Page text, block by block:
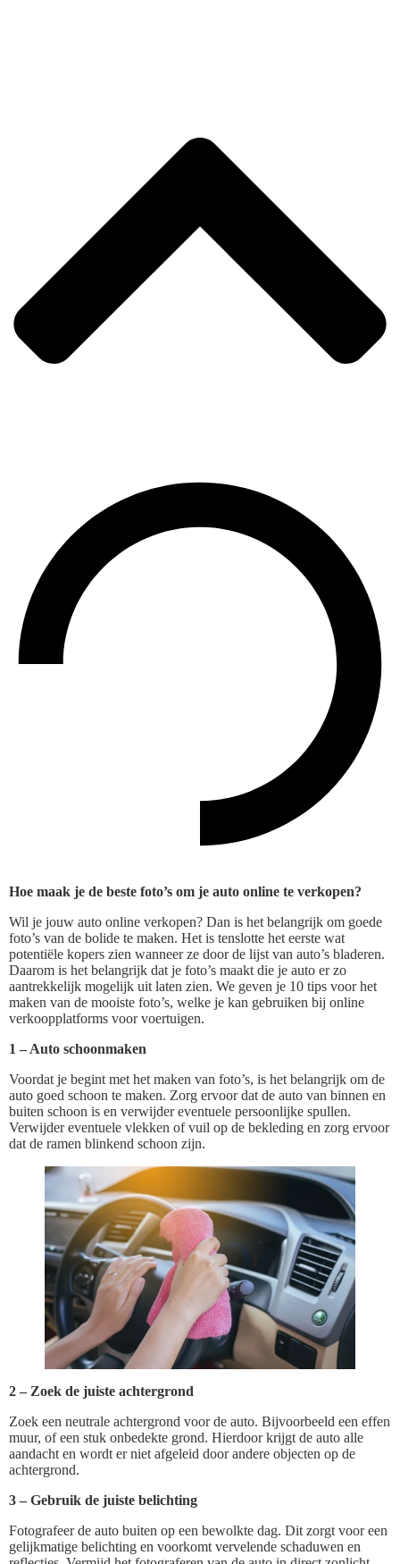
Hoe maak je de beste foto’s om je auto online te verkopen?
Wil je jouw auto online verkopen? Dan is het belangrijk om goede
foto’s van de bolide te maken. Het is tenslotte het eerste wat
potentiële kopers zien wanneer ze door de lijst van auto’s bladeren.
Daarom is het belangrijk dat je foto’s maakt die je auto er zo
aantrekkelijk mogelijk uit laten zien. We geven je 10 tips voor het
maken van de mooiste foto’s, welke je kan gebruiken bij online
verkoopplatforms voor voertuigen.
1 – Auto schoonmaken
Voordat je begint met het maken van foto’s, is het belangrijk om de
auto goed schoon te maken. Zorg ervoor dat de auto van binnen en
buiten schoon is en verwijder eventuele persoonlijke spullen.
Verwijder eventuele vlekken of vuil op de bekleding en zorg ervoor
dat de ramen blinkend schoon zijn.
2 – Zoek de juiste achtergrond
Zoek een neutrale achtergrond voor de auto. Bijvoorbeeld een effen
muur, of een stuk onbedekte grond. Hierdoor krijgt de auto alle
aandacht en wordt er niet afgeleid door andere objecten op de
achtergrond.
3 – Gebruik de juiste belichting
Fotografeer de auto buiten op een bewolkte dag. Dit zorgt voor een
gelijkmatige belichting en voorkomt vervelende schaduwen en